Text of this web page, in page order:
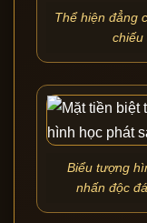
Thể hiện đẳng
chiếu
Biểu tượng
nhấn độc